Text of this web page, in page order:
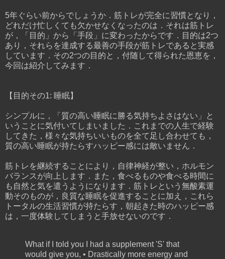
5年ぐらい前からでしょうか．筋トレが完全に習慣となり，
どれだけ忙しくても欠かせなくなったのは．それは筋トレ
が，「目的」から「手段」に変わったからです．目的は2つ
あり，それらを達成する最善の手段が筋トレであると実感
しています．その2つの目的と，付随して得られた恩恵を，
今回は紹介してみます．
【目的その1: 睡眠】
シンプルに，「質の高い睡眠に勝る気持ちよさはない」と
いうことに気付いてしまいました．これまでの人生で経験
してきた，様々な気持ちいいものを全て足し合わせても，
質の高い睡眠が持たらすハッピー感には敵いません．
筋トレを継続することにより，自律神経が整い，ホルモン
バランスが向上します．また，食べるものや食べる時間に
も自然と気を遣うようになります．筋トレという無酸素運
動そのものが，良質な睡眠を促進することに加え，これら
トータルの生活習慣が持たらす，朝起きた時のハッピー感
は，一度体験してしまうと手放せないのです．
What if I told you I had a supplement 'S' that
would give you, • Drastically more energy and